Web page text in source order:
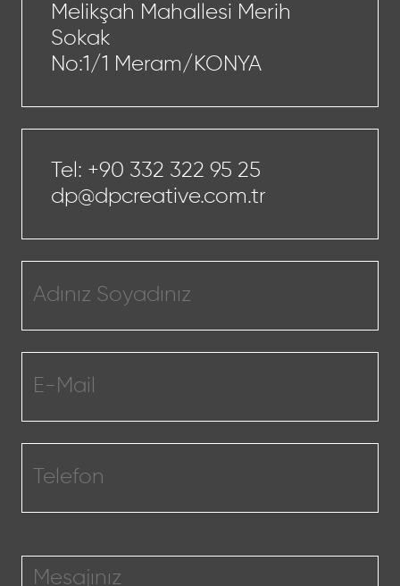
Melikşah Mahallesi Merih
Sokak
No:1/1 Meram/KONYA
Tel: +90 332 322 95 25
dp@dpcreative.com.tr